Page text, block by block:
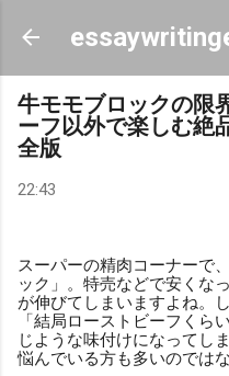
スキップしてメ
牛モモブロックの限
ーフ以外で楽しむ絶
全版
22:43
スーパーの精肉コーナーで
ック」。特売などで安くな
が伸びてしまいますよね。
「結局ローストビーフくら
じような味付けになってし
悩んでいる方も多いのでは